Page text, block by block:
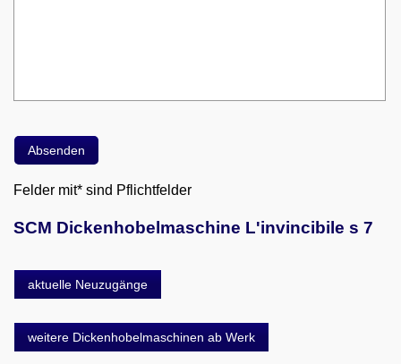
Felder mit* sind Pflichtfelder
SCM Dickenhobelmaschine L'invincibile s 7
aktuelle Neuzugänge
weitere Dickenhobelmaschinen ab Werk